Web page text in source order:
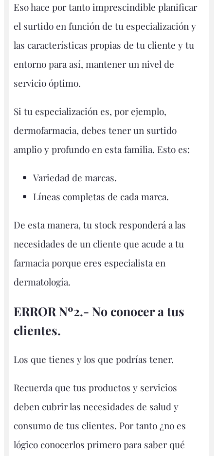
Eso hace por tanto imprescindible planificar
el surtido en función de tu especialización y
las características propias de tu cliente y tu
entorno para así, mantener un nivel de
servicio óptimo.
Si tu especialización es, por ejemplo,
dermofarmacia, debes tener un surtido
amplio y profundo en esta familia. Esto es:
Variedad de marcas.
Líneas completas de cada marca.
De esta manera, tu stock responderá a las
necesidades de un cliente que acude a tu
farmacia porque eres especialista en
dermatología.
ERROR Nº2.- No conocer a tus
clientes.
Los que tienes y los que podrías tener.
Recuerda que tus productos y servicios
deben cubrir las necesidades de salud y
consumo de tus clientes. Por tanto ¿no es
lógico conocerlos primero para saber qué